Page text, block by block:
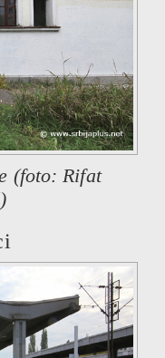
(foto: Rifat